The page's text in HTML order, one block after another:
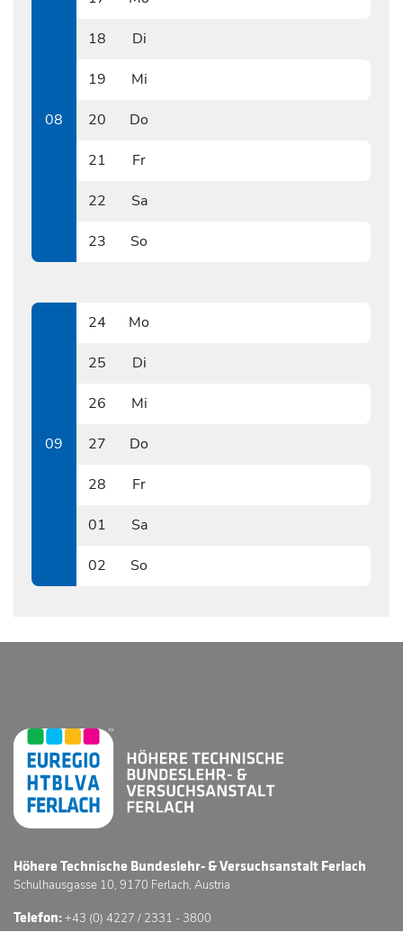
08
18
Di
19
Mi
20
Do
21
Fr
22
Sa
23
So
09
24
Mo
25
Di
26
Mi
27
Do
28
Fr
01
Sa
02
So
Höhere Technische Bundeslehr- & Versuchsanstalt Ferlach
Schulhausgasse 10, 9170 Ferlach, Austria
Telefon:+43 (0) 4227 / 2331 - 3800
E-Mail: